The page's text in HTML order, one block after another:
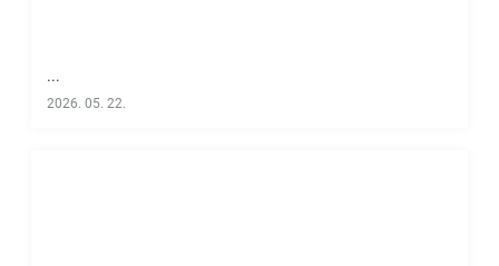
...
2026. 05. 22.